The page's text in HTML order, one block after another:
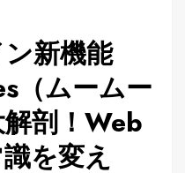
新機能
（ムームー
剖！Web
を変え